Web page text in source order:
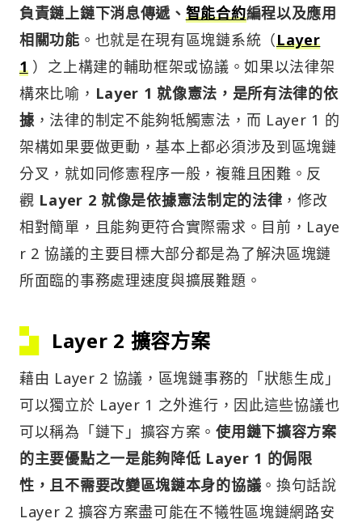
負責鏈上鏈下消息傳遞、 智能合約編程以及應用
相關功能 。也就是在現有區塊鏈系統（Layer
1）之上構建的輔助框架或協議。如果以法律架
構來比喻， Layer 1 就像憲法，是所有法律的依
據 ，法律的制定不能夠牴觸憲法，而 Layer 1 的
架構如果要做更動，基本上都必須涉及到區塊鏈
分叉，就如同修憲程序一般，複雜且困難。反
觀 Layer 2 就像是依據憲法制定的法律 ，修改
相對簡單，且能夠更符合實際需求。目前，Laye
r 2 協議的主要目標大部分都是為了解決區塊鏈
所面臨的事務處理速度與擴展難題。
Layer 2 擴容方案
藉由 Layer 2 協議，區塊鏈事務的「狀態生成」
可以獨立於 Layer 1 之外進行，因此這些協議也
可以稱為「鏈下」擴容方案。使用鏈下擴容方案
的主要優點之一是能夠降低 Layer 1 的侷限
性，且不需要改變區塊鏈本身的協議 。換句話說
Layer 2 擴容方案盡可能在不犧牲區塊鏈網路安